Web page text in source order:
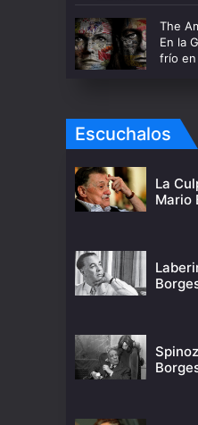
The
En la
frío en
Escuchalos
La
Mario